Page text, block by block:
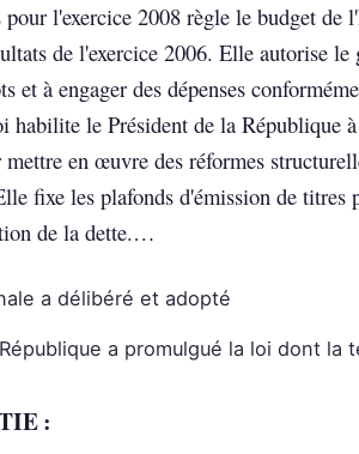
l'exercice 2008 règle le budget de
de l'exercice 2006. Elle autorise le
et à engager des dépenses
habilite le Président de la République
en œuvre des réformes
fixe les plafonds d'émission de titres
de la dette.…
a délibéré et adopté
a promulgué la loi dont la
: